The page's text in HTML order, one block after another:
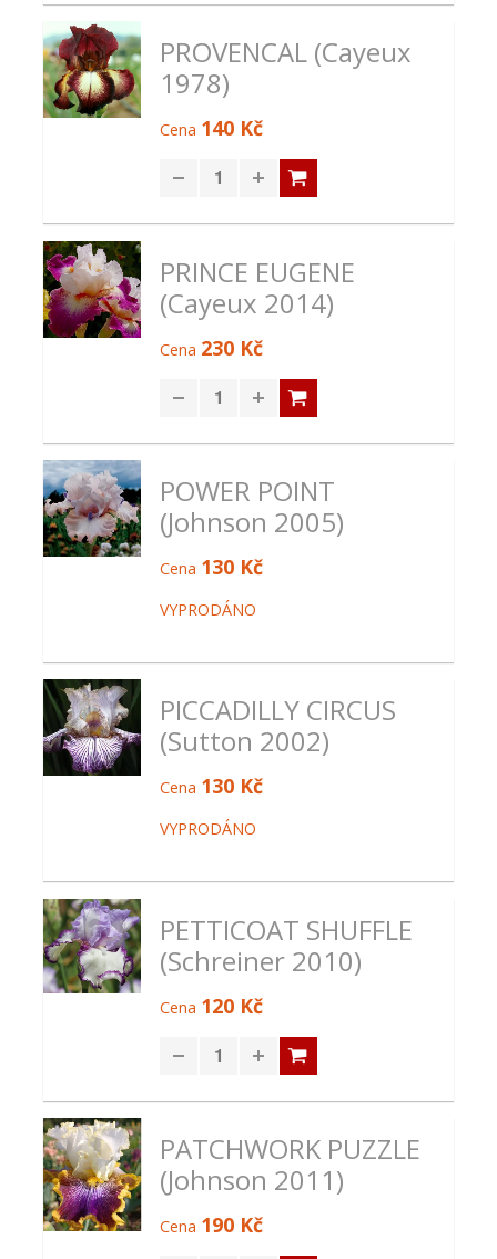
PROVENCAL (Cayeux
1978)
Cena 140 Kč
PRINCE EUGENE
(Cayeux 2014)
Cena 230 Kč
POWER POINT
(Johnson 2005)
Cena 130 Kč
VYPRODÁNO
PICCADILLY CIRCUS
(Sutton 2002)
Cena 130 Kč
VYPRODÁNO
PETTICOAT SHUFFLE
(Schreiner 2010)
Cena 120 Kč
PATCHWORK PUZZLE
(Johnson 2011)
Cena 190 Kč